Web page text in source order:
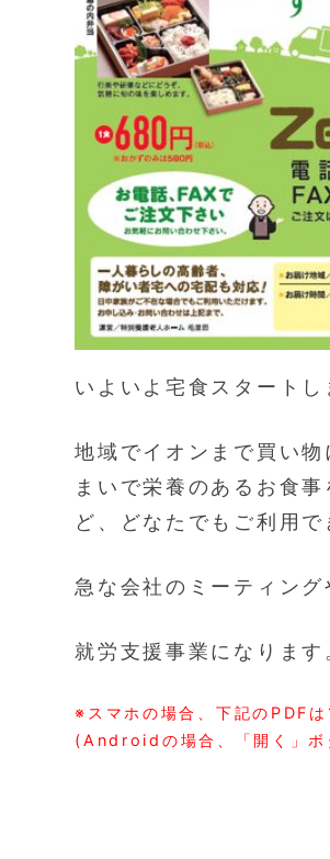
いよいよ宅食スタート
地域でイオンまで買い
まいで栄養のあるお食
ど、どなたでもご利用で
急な会社のミーティン
就労支援事業になります